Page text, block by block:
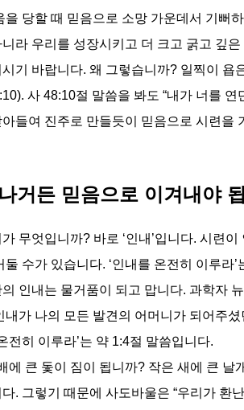
을 당할 때 믿음으로 소망 가운데서 기뻐
라 우리를 성장시키고 더 크고 굵고 깊
기 바랍니다. 왜 그렇습니까? 일찍이
사 48:10절 말씀을 봐도 “내가 너를
들여 진주로 만들듯이 믿음으로 시련
거든 믿음으로 이겨내야
무엇입니까? 바로 ‘인내’입니다. 시련
둘 수가 있습니다. ‘인내를 온전히 이루
인내는 물거품이 되고 맙니다. 과학자
내가 나의 모든 발견의 어머니가 되어주
전히 이루라’는 약 1:4절 말씀입니다.
에 큰 돛이 짐이 됩니까? 작은 새에 큰
. 그렇기 때문에 사도바울은 “우리가 환